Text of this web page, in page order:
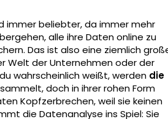
immer beliebter, da immer mehr
alle ihre Daten online zu
Das ist also eine ziemlich
Welt der Unternehmen oder der
wahrscheinlich weißt, werden die
doch in ihrer rohen Form
Kopfzerbrechen, weil sie keinen
die Datenanalyse ins Spiel: Sie